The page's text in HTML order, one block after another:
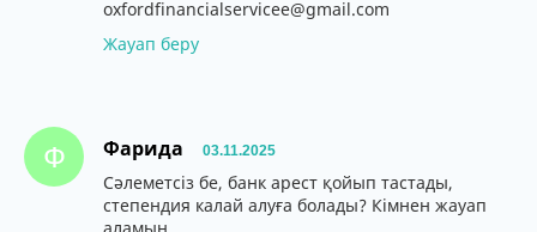
oxfordfinancialservicee@gmail.com
Жауап беру
Ф Фарида 03.11.2025
Сәлеметсіз бе, банк арест қойып тастады,
степендия калай алуға болады? Кімнен жауап